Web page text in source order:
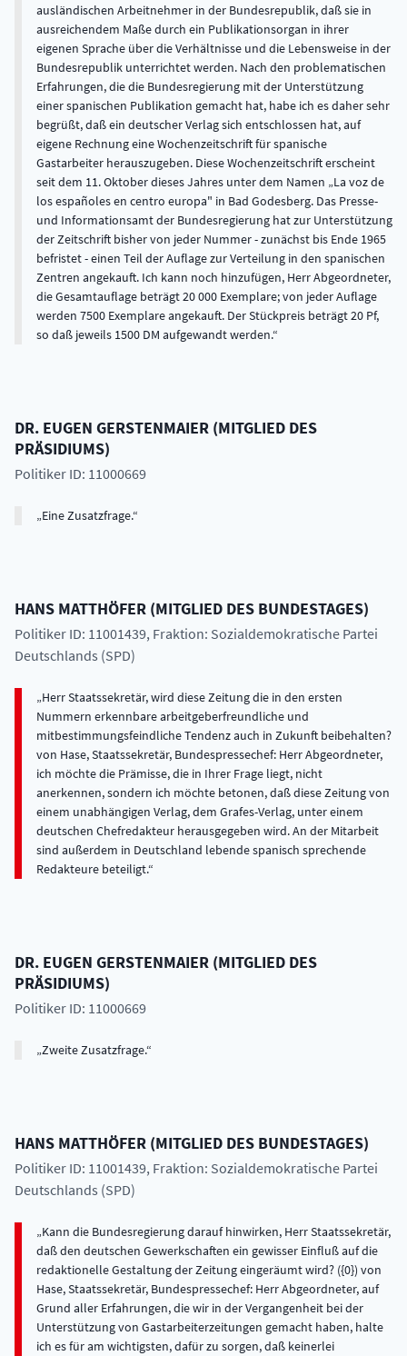
ausländischen Arbeitnehmer in der Bundesrepublik, daß sie in
ausreichendem Maße durch ein Publikationsorgan in ihrer
eigenen Sprache über die Verhältnisse und die Lebensweise in der
Bundesrepublik unterrichtet werden. Nach den problematischen
Erfahrungen, die die Bundesregierung mit der Unterstützung
einer spanischen Publikation gemacht hat, habe ich es daher sehr
begrüßt, daß ein deutscher Verlag sich entschlossen hat, auf
eigene Rechnung eine Wochenzeitschrift für spanische
Gastarbeiter herauszugeben. Diese Wochenzeitschrift erscheint
seit dem 11. Oktober dieses Jahres unter dem Namen „La voz de
los españoles en centro europa" in Bad Godesberg. Das Presse-
und Informationsamt der Bundesregierung hat zur Unterstützung
der Zeitschrift bisher von jeder Nummer - zunächst bis Ende 1965
befristet - einen Teil der Auflage zur Verteilung in den spanischen
Zentren angekauft. Ich kann noch hinzufügen, Herr Abgeordneter,
die Gesamtauflage beträgt 20 000 Exemplare; von jeder Auflage
werden 7500 Exemplare angekauft. Der Stückpreis beträgt 20 Pf,
so daß jeweils 1500 DM aufgewandt werden.
DR. EUGEN GERSTENMAIER (MITGLIED DES
PRÄSIDIUMS)
Politiker ID: 11000669
Eine Zusatzfrage.
HANS MATTHÖFER (MITGLIED DES BUNDESTAGES)
Politiker ID: 11001439, Fraktion: Sozialdemokratische Partei
Deutschlands (SPD)
Herr Staatssekretär, wird diese Zeitung die in den ersten
Nummern erkennbare arbeitgeberfreundliche und
mitbestimmungsfeindliche Tendenz auch in Zukunft beibehalten?
von Hase, Staatssekretär, Bundespressechef: Herr Abgeordneter,
ich möchte die Prämisse, die in Ihrer Frage liegt, nicht
anerkennen, sondern ich möchte betonen, daß diese Zeitung von
einem unabhängigen Verlag, dem Grafes-Verlag, unter einem
deutschen Chefredakteur herausgegeben wird. An der Mitarbeit
sind außerdem in Deutschland lebende spanisch sprechende
Redakteure beteiligt.
DR. EUGEN GERSTENMAIER (MITGLIED DES
PRÄSIDIUMS)
Politiker ID: 11000669
Zweite Zusatzfrage.
HANS MATTHÖFER (MITGLIED DES BUNDESTAGES)
Politiker ID: 11001439, Fraktion: Sozialdemokratische Partei
Deutschlands (SPD)
Kann die Bundesregierung darauf hinwirken, Herr Staatssekretär,
daß den deutschen Gewerkschaften ein gewisser Einfluß auf die
redaktionelle Gestaltung der Zeitung eingeräumt wird? ({0}) von
Hase, Staatssekretär, Bundespressechef: Herr Abgeordneter, auf
Grund aller Erfahrungen, die wir in der Vergangenheit bei der
Unterstützung von Gastarbeiterzeitungen gemacht haben, halte
ich es für am wichtigsten, dafür zu sorgen, daß keinerlei